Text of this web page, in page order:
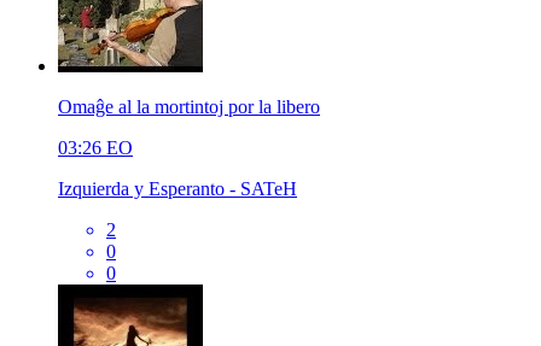
Omaĝe al la mortintoj por la libero
03:26 EO
Izquierda y Esperanto - SATeH
2
0
0